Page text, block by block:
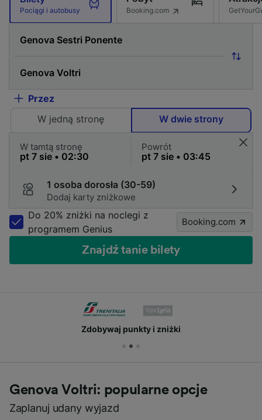
Pociągi i autobusy Booking.com
Przez
W jedną stronę
W dwie strony
W tamtą stronę Powrót
1 osoba dorosła (30-59)
Dodaj karty zniżkowe
Do 20% zniżki na noclegi z
programem Genius
Booking.com
Znajdź tanie bilety
Zdobywaj punkty i zniżki
Genova Voltri: popularne opcje
Zaplanuj udany wyjazd